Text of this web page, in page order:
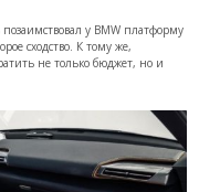
у BMW платформу
сходство. К тому же,
не только бюджет, но и